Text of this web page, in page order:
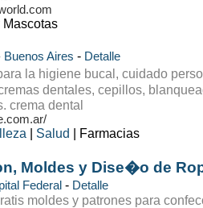
Buenos Aires - Detalle
la higiene bucal, cuidado
dentales, cepillos,
crema dental
| Salud | Farmacias
Moldes y Dise�o de
Federal - Detalle
moldes y patrones para